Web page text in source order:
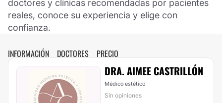
doctores y clínicas recomendadas por pacientes
reales, conoce su experiencia y elige con
confianza.
INFORMACIÓN DOCTORES PRECIO
DRA. AIMEE CASTRILLÓN
Médico estético
Sin opiniones